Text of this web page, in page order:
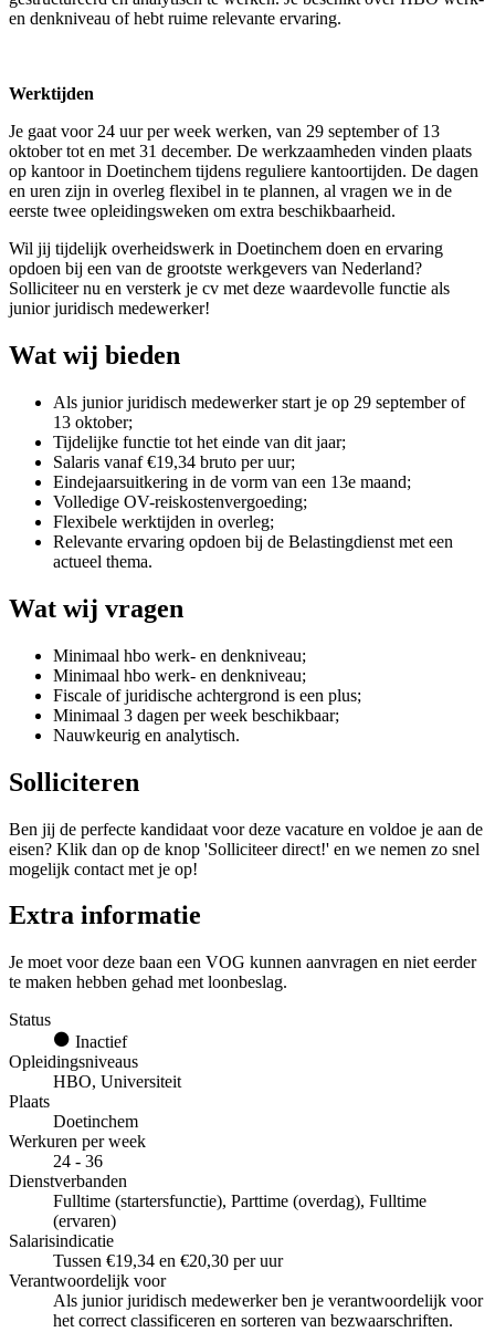
en denkniveau of hebt ruime relevante ervaring.
Werktijden
Je gaat voor 24 uur per week werken, van 29 september of 13
oktober tot en met 31 december. De werkzaamheden vinden plaats
op kantoor in Doetinchem tijdens reguliere kantoortijden. De dagen
en uren zijn in overleg flexibel in te plannen, al vragen we in de
eerste twee opleidingsweken om extra beschikbaarheid.
Wil jij tijdelijk overheidswerk in Doetinchem doen en ervaring
opdoen bij een van de grootste werkgevers van Nederland?
Solliciteer nu en versterk je cv met deze waardevolle functie als
junior juridisch medewerker!
Wat wij bieden
Als junior juridisch medewerker start je op 29 september of
13 oktober;
Tijdelijke functie tot het einde van dit jaar;
Salaris vanaf €19,34 bruto per uur;
Eindejaarsuitkering in de vorm van een 13e maand;
Volledige OV-reiskostenvergoeding;
Flexibele werktijden in overleg;
Relevante ervaring opdoen bij de Belastingdienst met een
actueel thema.
Wat wij vragen
Minimaal hbo werk- en denkniveau;
Minimaal hbo werk- en denkniveau;
Fiscale of juridische achtergrond is een plus;
Minimaal 3 dagen per week beschikbaar;
Nauwkeurig en analytisch.
Solliciteren
Ben jij de perfecte kandidaat voor deze vacature en voldoe je aan de
eisen? Klik dan op de knop 'Solliciteer direct!' en we nemen zo snel
mogelijk contact met je op!
Extra informatie
Je moet voor deze baan een VOG kunnen aanvragen en niet eerder
te maken hebben gehad met loonbeslag.
Status
Inactief
Opleidingsniveaus
HBO, Universiteit
Plaats
Doetinchem
Werkuren per week
24 - 36
Dienstverbanden
Fulltime (startersfunctie), Parttime (overdag), Fulltime
(ervaren)
Salarisindicatie
Tussen €19,34 en €20,30 per uur
Verantwoordelijk voor
Als junior juridisch medewerker ben je verantwoordelijk voor
het correct classificeren en sorteren van bezwaarschriften.